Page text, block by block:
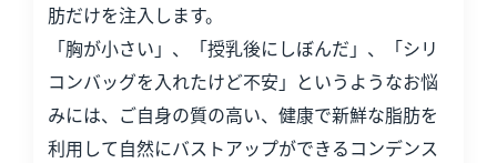
肪だけを注入します。
「胸が小さい」、「授乳後にしぼんだ」、「シリ
コンバッグを入れたけど不安」というようなお悩
みには、ご自身の質の高い、健康で新鮮な脂肪を
利用して自然にバストアップができるコンデンス